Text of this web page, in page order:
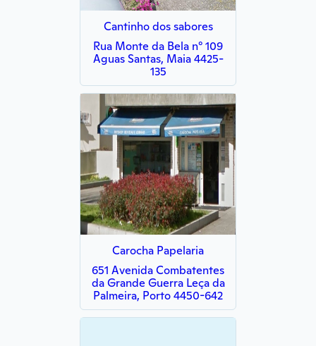
Cantinho dos sabores
Rua Monte da Bela n° 109
Aguas Santas, Maia 4425-
135
Carocha Papelaria
651 Avenida Combatentes
da Grande Guerra Leça da
Palmeira, Porto 4450-642